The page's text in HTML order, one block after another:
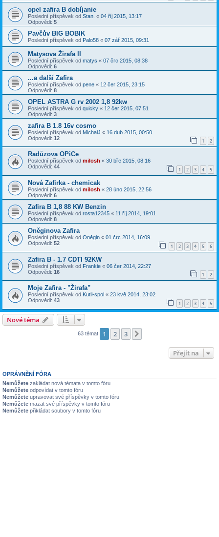
opel zafira B dobíjanie
Poslední příspěvek od Stan. « 04 říj 2015, 13:17
Odpovědi: 5
Pavčův BIG BOBIK
Poslední příspěvek od Palo58 « 07 zář 2015, 09:31
Matysova Žirafa II
Poslední příspěvek od matys « 07 črc 2015, 08:38
Odpovědi: 6
...a další Zafira
Poslední příspěvek od pene « 12 čer 2015, 23:15
Odpovědi: 8
OPEL ASTRA G rv 2002 1,8 92kw
Poslední příspěvek od quicky « 12 čer 2015, 07:51
Odpovědi: 3
zafira B 1.8 16v cosmo
Poslední příspěvek od MichalJ « 16 dub 2015, 00:50
Odpovědi: 12 1 2
Radůzova OPiCe
Poslední příspěvek od milosh « 30 bře 2015, 08:16
Odpovědi: 44 1 2 3 4 5
Nová Zafirka - chemicak
Poslední příspěvek od milosh « 28 úno 2015, 22:56
Odpovědi: 6
Zafira B 1,8 88 KW Benzin
Poslední příspěvek od rosta12345 « 11 říj 2014, 19:01
Odpovědi: 8
Oněginova Zafira
Poslední příspěvek od Oněgin « 01 črc 2014, 16:09
Odpovědi: 52 1 2 3 4 5 6
Zafira B - 1.7 CDTI 92KW
Poslední příspěvek od Frankie « 06 čer 2014, 22:27
Odpovědi: 16 1 2
Moje Zafira - "Žirafa"
Poslední příspěvek od Kutil-spol « 23 kvě 2014, 23:02
Odpovědi: 43 1 2 3 4 5
Nové téma
63 témat 1 2 3
Přejít na
OPRÁVNĚNÍ FÓRA
Nemůžete zakládat nová témata v tomto fóru
Nemůžete odpovídat v tomto fóru
Nemůžete upravovat své příspěvky v tomto fóru
Nemůžete mazat své příspěvky v tomto fóru
Nemůžete přikládat soubory v tomto fóru